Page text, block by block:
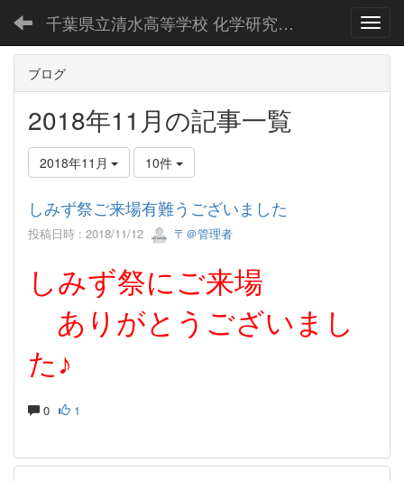
千葉県立清水高等学校 化学研究部公式Webページ
ブログ
2018年11月の記事一覧
2018年11月 10件
しみず祭ご来場有難うございました
投稿日時 : 2018/11/12 〒＠管理者
しみず祭にご来場
ありがとうございまし
た♪
0 1